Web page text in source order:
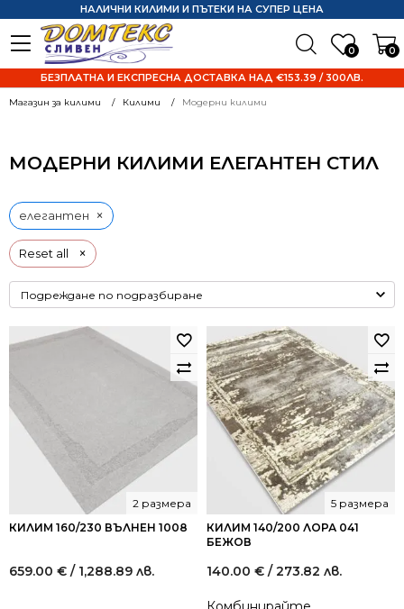
0 0
НАЛИЧНИ КИЛИМИ И ПЪТЕКИ НА СУПЕР ЦЕНА
БЕЗПЛАТНА И ЕКСПРЕСНА ДОСТАВКА НАД €153.39 / 300ЛВ.
Магазин за килими Килими Модерни килими
МОДЕРНИ КИЛИМИ ЕЛЕГАНТЕН СТИЛ
Reset all ×
елегантен ×
КИЛИМ 160/230 ВЪЛНЕН 1008
2 размера
659.00 € / 1,288.89 лв.
КИЛИМ 140/200 ЛОРА 041
БЕЖОВ
5 размера
140.00 € / 273.82 лв.